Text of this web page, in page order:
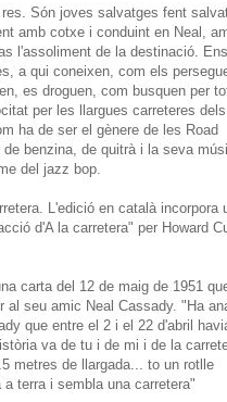
Són joves salvatges fent
amb cotxe i conduint en Neal,
l'assoliment de la destinació. Ens
a qui coneixen, com els
es droguen, com busquen per
per les llargues carreteres
ha de ser el gènere de les Road
benzina, de quitrà i la seva
del jazz bop.
L'edició en català incorpora
d'A la carretera" per Howard
carta del 12 de maig de 1951
seu amic Neal Cassady. "Ha
que entre el 2 i el 22 d'abril
va de tu i de mi i de la
metres de llargada... to un rotlle
terra i sembla una carretera"